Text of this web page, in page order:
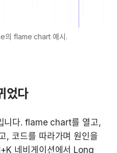
flame chart 예시.
었다
니다. flame chart를 열고,
, 코드를 따라가며 원인을
네비게이션에서 Long